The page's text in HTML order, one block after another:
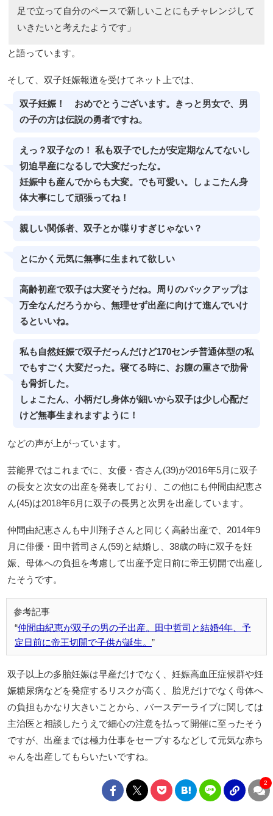
足で立って自分のペースで新しいことにもチャレンジして
いきたいと考えたようです」
と語っています。
そして、双子妊娠報道を受けてネット上では、
双子妊娠！ おめでとうございます。きっと男女で、男
の子の方は伝説の勇者ですね。
えっ？双子なの！ 私も双子でしたが安定期なんてないし
切迫早産になるしで大変だったな。
妊娠中も産んでからも大変。でも可愛い。しょこたん身
体大事にして頑張ってね！
親しい関係者、双子とか喋りすぎじゃない？
とにかく元気に無事に生まれて欲しい
高齢初産で双子は大変そうだね。周りのバックアップは
万全なんだろうから、無理せず出産に向けて進んでいけ
るといいね。
私も自然妊娠で双子だっんだけど170センチ普通体型の私
でもすごく大変だった。寝てる時に、お腹の重さで肋骨
も骨折した。
しょこたん、小柄だし身体が細いから双子は少し心配だ
けど無事生まれますように！
などの声が上がっています。
芸能界ではこれまでに、女優・杏さん(39)が2016年5月に双子
の長女と次女の出産を発表しており、この他にも仲間由紀恵さ
ん(45)は2018年6月に双子の長男と次男を出産しています。
仲間由紀恵さんも中川翔子さんと同じく高齢出産で、2014年9
月に俳優・田中哲司さん(59)と結婚し、38歳の時に双子を妊
娠、母体への負担を考慮して出産予定日前に帝王切開で出産し
たそうです。
仲間由紀恵が双子の男の子出産。田中哲司と結婚4年、予
定日前に帝王切開で子供が誕生。
双子以上の多胎妊娠は早産だけでなく、妊娠高血圧症候群や妊
娠糖尿病などを発症するリスクが高く、胎児だけでなく母体へ
の負担もかなり大きいことから、バースデーライブに関しては
主治医と相談したうえで細心の注意を払って開催に至ったそう
ですが、出産までは極力仕事をセーブするなどして元気な赤ち
ゃんを出産してもらいたいですね。
2